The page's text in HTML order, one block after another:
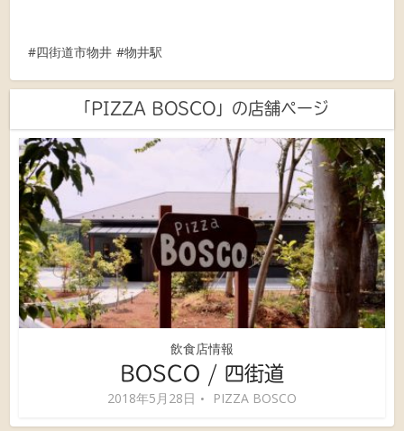
四街道市物井 物井駅
「PIZZA BOSCO」の店舗ページ
飲食店情報
BOSCO / 四街道
2018年5月28日 PIZZA BOSCO